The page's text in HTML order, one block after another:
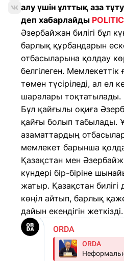
алу үшін ұлттық аза
деп хабарлайды
Әзербайжан билігі бұл
барлық құрбандарын
отбасыларына қолдау
белгілеген.
төмен түсіріледі, ал ел
шаралары тоқтатылады.
Бұл қайғылы оқиға
қайғы болып табылады.
азаматтардың
мемлекет барынша
Қазақстан мен
күндері бір-біріне
жатыр. Қазақстан
көңіл айтып, барлық
дайын екендігін жеткізді.